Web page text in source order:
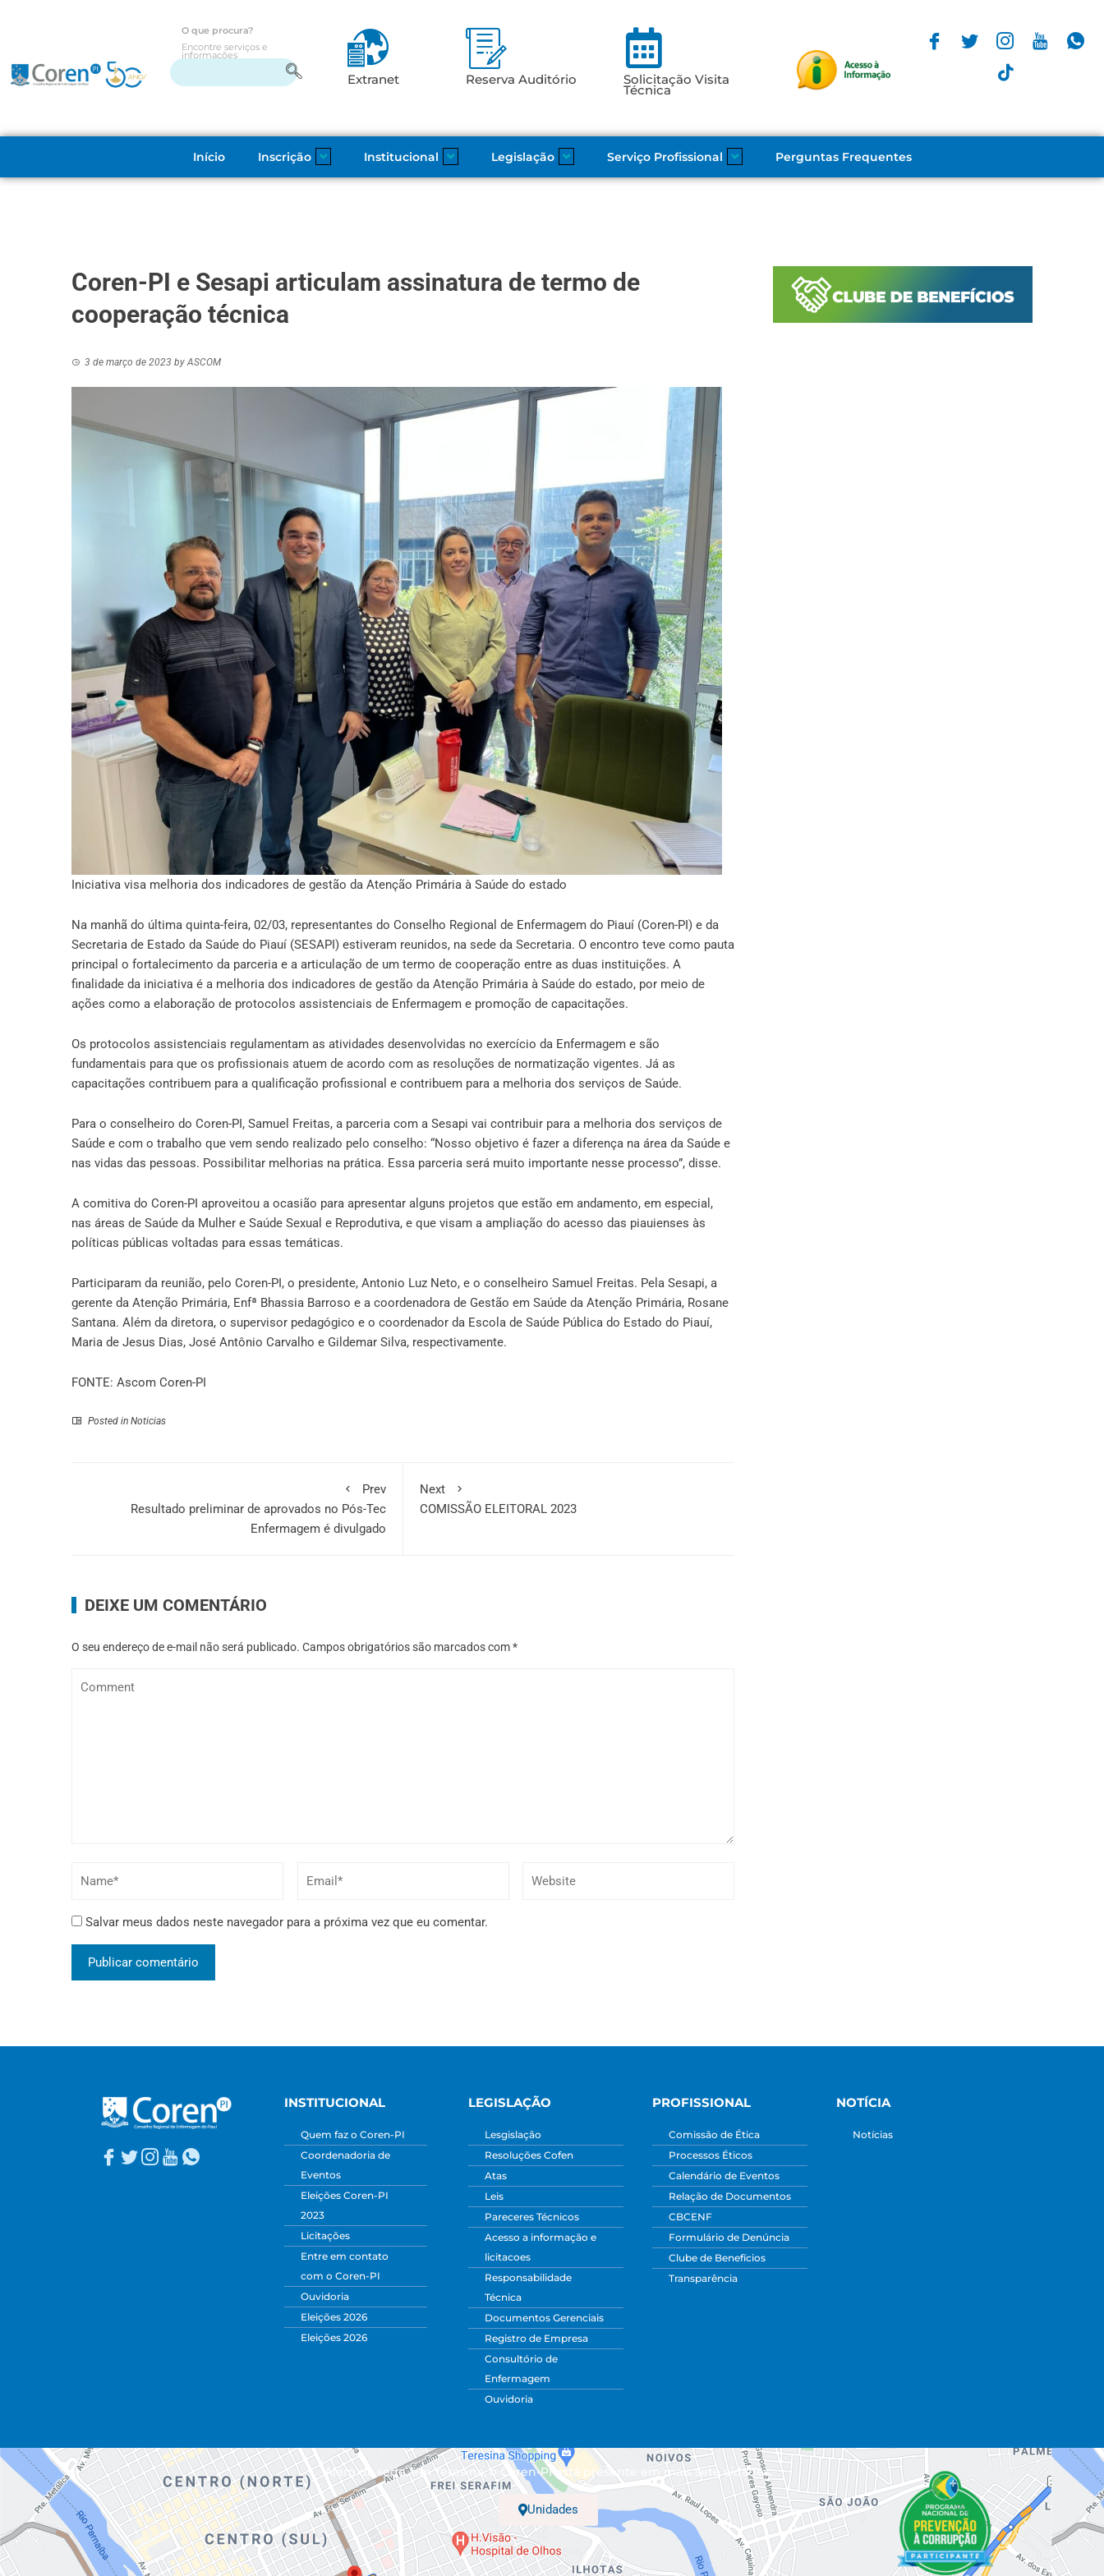
O que procura?
Encontre serviços e
informações
Extranet Reserva Auditório Solicitação Visita
Técnica
Início Inscrição Institucional Legislação Serviço Profissional Perguntas Frequentes
Coren-PI e Sesapi articulam assinatura de termo de
cooperação técnica
3 de março de 2023 byASCOM
Iniciativa visa melhoria dos indicadores de gestão da Atenção Primária à Saúde do estado
Na manhã do última quinta-feira, 02/03, representantes do Conselho Regional de Enfermagem do Piauí (Coren-PI) e da
Secretaria de Estado da Saúde do Piauí (SESAPI) estiveram reunidos, na sede da Secretaria. O encontro teve como pauta
principal o fortalecimento da parceria e a articulação de um termo de cooperação entre as duas instituições. A
finalidade da iniciativa é a melhoria dos indicadores de gestão da Atenção Primária à Saúde do estado, por meio de
ações como a elaboração de protocolos assistenciais de Enfermagem e promoção de capacitações.
Os protocolos assistenciais regulamentam as atividades desenvolvidas no exercício da Enfermagem e são
fundamentais para que os profissionais atuem de acordo com as resoluções de normatização vigentes. Já as
capacitações contribuem para a qualificação profissional e contribuem para a melhoria dos serviços de Saúde.
Para o conselheiro do Coren-PI, Samuel Freitas, a parceria com a Sesapi vai contribuir para a melhoria dos serviços de
Saúde e com o trabalho que vem sendo realizado pelo conselho: “Nosso objetivo é fazer a diferença na área da Saúde e
nas vidas das pessoas. Possibilitar melhorias na prática. Essa parceria será muito importante nesse processo”, disse.
A comitiva do Coren-PI aproveitou a ocasião para apresentar alguns projetos que estão em andamento, em especial,
nas áreas de Saúde da Mulher e Saúde Sexual e Reprodutiva, e que visam a ampliação do acesso das piauienses às
políticas públicas voltadas para essas temáticas.
Participaram da reunião, pelo Coren-PI, o presidente, Antonio Luz Neto, e o conselheiro Samuel Freitas. Pela Sesapi, a
gerente da Atenção Primária, Enfª Bhassia Barroso e a coordenadora de Gestão em Saúde da Atenção Primária, Rosane
Santana. Além da diretora, o supervisor pedagógico e o coordenador da Escola de Saúde Pública do Estado do Piauí,
Maria de Jesus Dias, José Antônio Carvalho e Gildemar Silva, respectivamente.
FONTE: Ascom Coren-PI
Posted in Noticias
Prev
Resultado preliminar de aprovados no Pós-Tec
Enfermagem é divulgado
Next
COMISSÃO ELEITORAL 2023
DEIXE UM COMENTÁRIO
O seu endereço de e-mail não será publicado. Campos obrigatórios são marcados com*
Salvar meus dados neste navegador para a próxima vez que eu comentar.
INSTITUCIONAL
Quem faz o Coren-PI
Coordenadoria de
Eventos
Eleições Coren-PI
2023
Licitações
Entre em contato
com o Coren-PI
Ouvidoria
Eleições 2026
Eleições 2026
LEGISLAÇÃO
Lesgislação
Resoluções Cofen
Atas
Leis
Pareceres Técnicos
Acesso a informação e
licitacoes
Responsabilidade
Técnica
Documentos Gerenciais
Registro de Empresa
Consultório de
Enfermagem
Ouvidoria
PROFISSIONAL
Comissão de Ética
Processos Éticos
Calendário de Eventos
Relação de Documentos
CBCENF
Formulário de Denúncia
Clube de Benefícios
Transparência
NOTÍCIA
Notícias
Além da sede, em Teresina, o Coren-PI está presente em mais sete cidades.
Unidades